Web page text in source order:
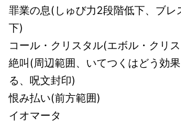
罪業の息(しゅび力2段階低下、ブレ
下)
コール・クリスタル(エボル・クリ
絶叫(周辺範囲、いてつくはどう効
る、呪文封印)
恨み払い(前方範囲)
イオマータ